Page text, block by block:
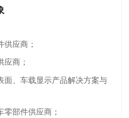
应商；
商；
面、车载显示产品解决方案与
部件供应商；